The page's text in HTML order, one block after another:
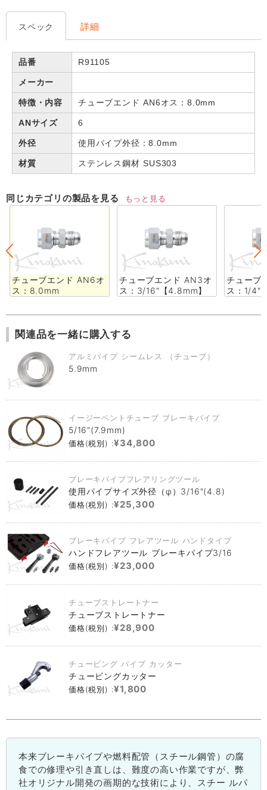
スペック 詳細
品番 R91105
メーカー
特徴・内容 チューブエンド AN6オス：8.0mm
ANサイズ 6
外径 使用パイプ外径：8.0mm
材質 ステンレス鋼材 SUS303
同じカテゴリの製品を見る もっと見る
チューブエンド AN6オ
ス：8.0mm
チューブエンド AN3オ
ス：3/16"【4.8mm】
チューブ
ス：1/4"
関連品を一緒に購入する
アルミパイプ シームレス （チューブ）
5.9mm
イージーベントチューブ ブレーキパイプ
5/16"(7.9mm)
価格(税別) :¥34,800
ブレーキパイプフレアリングツール
使用パイプサイズ外径（φ）3/16"(4.8)
価格(税別) :¥25,300
ブレーキパイプ フレアツール ハンドタイプ
ハンドフレアツール ブレーキパイプ3/16
価格(税別) :¥23,000
チューブストレートナー
チューブストレートナー
価格(税別) :¥28,900
チュービング パイプ カッター
チュービングカッター
価格(税別) :¥1,800
本来ブレーキパイプや燃料配管（スチール鋼管）の腐
食での修理や引き直しは、難度の高い作業ですが、弊
社オリジナル開発の画期的な技術により、スチー ルパ